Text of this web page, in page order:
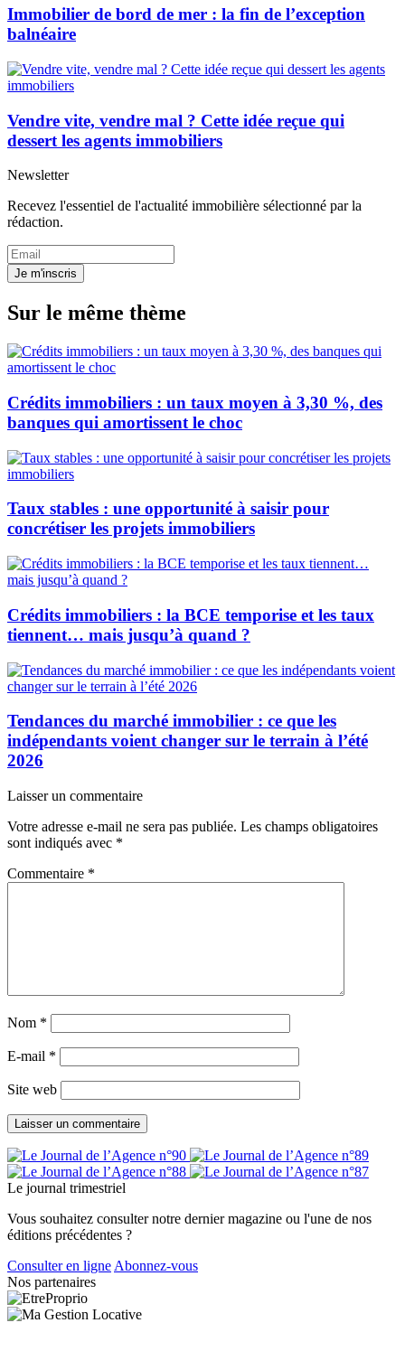
Immobilier de bord de mer : la fin de l’exception
balnéaire
Vendre vite, vendre mal ? Cette idée reçue qui
dessert les agents immobiliers
Newsletter
Recevez l'essentiel de l'actualité immobilière sélectionné par la
rédaction.
Je m'inscris
Sur le même thème
Crédits immobiliers : un taux moyen à 3,30 %, des
banques qui amortissent le choc
Taux stables : une opportunité à saisir pour
concrétiser les projets immobiliers
Crédits immobiliers : la BCE temporise et les taux
tiennent… mais jusqu’à quand ?
Tendances du marché immobilier : ce que les
indépendants voient changer sur le terrain à l’été
2026
Laisser un commentaire
Votre adresse e-mail ne sera pas publiée. Les champs obligatoires
sont indiqués avec *
Commentaire *
Nom *
E-mail *
Site web
Le journal trimestriel
Vous souhaitez consulter notre dernier magazine ou l'une de nos
éditions précédentes ?
Consulter en ligne Abonnez-vous
Nos partenaires